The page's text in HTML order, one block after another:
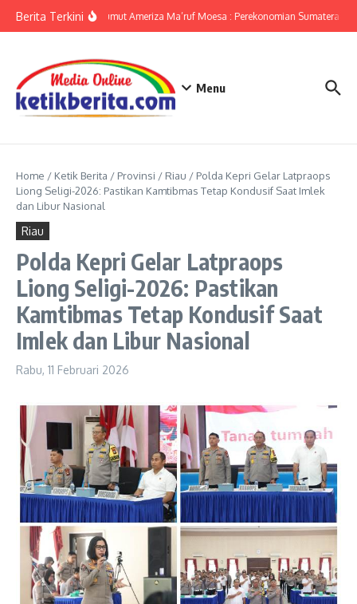
Berita TerkiniKPwBI Sumut Ameriza Ma’ruf Moesa : Perekonomian Sumatera
Menu
Home / Ketik Berita / Provinsi / Riau / Polda Kepri Gelar Latpraops
Liong Seligi-2026: Pastikan Kamtibmas Tetap Kondusif Saat Imlek
dan Libur Nasional
Riau
Polda Kepri Gelar Latpraops
Liong Seligi-2026: Pastikan
Kamtibmas Tetap Kondusif Saat
Imlek dan Libur Nasional
Rabu, 11 Februari 2026